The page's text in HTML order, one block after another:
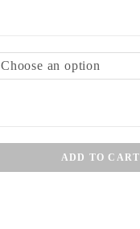
Choose an option
ADD TO CART